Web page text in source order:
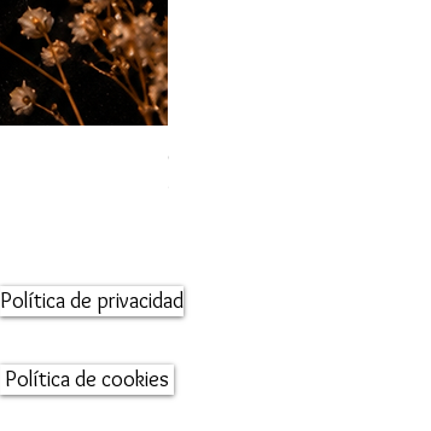
Orecchini maglia marina
Política de privacidad
Política de cookies